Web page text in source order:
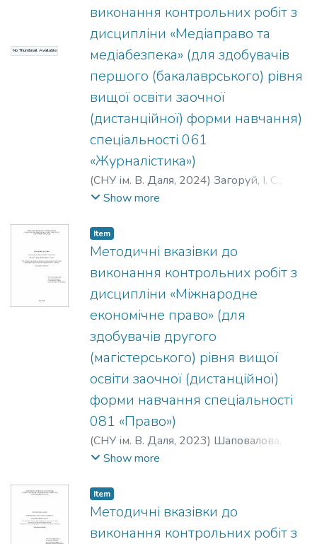
No Thumbnail Available
виконання контрольних робіт з
дисципліни «Медіаправо та
медіабезпека» (для здобувачів
першого (бакалаврського) рівня
вищої освіти заочної
(дистанційної) форми навчання)
спеціальності 061
«Журналістика»)
(СНУ ім. В. Даля, 2024) Загоруй, І. С.
Воронько, О. І.
Show more
Item
Методичні вказівки до
виконання контрольних робіт з
дисципліни «Міжнародне
економічне право» (для
здобувачів другого
(магістерського) рівня вищої
освіти заочної (дистанційної)
форми навчання спеціальності
081 «Право»)
(СНУ ім. В. Даля, 2023) Шаповалова, О.
В. ;Терещенко, С. В.
Show more
Item
Методичні вказівки до
виконання контрольних робіт з